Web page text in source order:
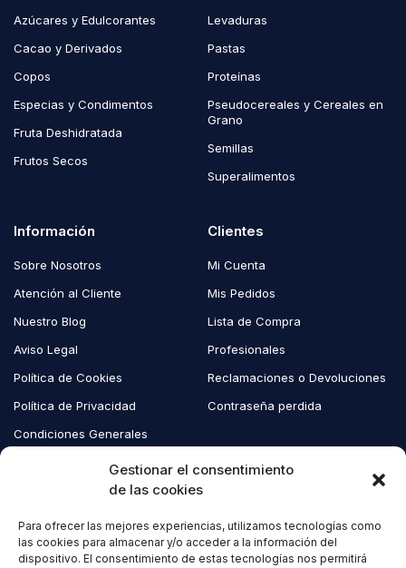
Gestionar el consentimiento
de las cookies
Para ofrecer las mejores experiencias, utilizamos tecnologías como
las cookies para almacenar y/o acceder a la información del
dispositivo. El consentimiento de estas tecnologías nos permitirá
Azúcares y Edulcorantes
Cacao y Derivados
Copos
Especias y Condimentos
Fruta Deshidratada
Frutos Secos
Levaduras
Pastas
Proteínas
Pseudocereales y Cereales en
Grano
Semillas
Superalimentos
Información
Sobre Nosotros
Atención al Cliente
Nuestro Blog
Aviso Legal
Política de Cookies
Política de Privacidad
Condiciones Generales
Clientes
Mi Cuenta
Mis Pedidos
Lista de Compra
Profesionales
Reclamaciones o Devoluciones
Contraseña perdida
Copyright © 2023 EcoAndes. Todos los derechos reservados.